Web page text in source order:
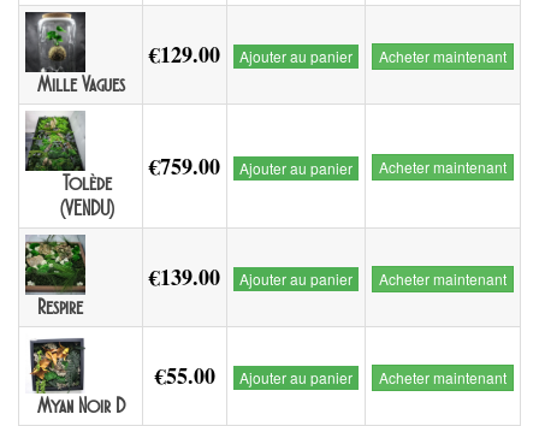
Mille Vagues
€129.00 Ajouter au panier Acheter maintenant
Tolède
(VENDU)
€759.00 Ajouter au panier Acheter maintenant
Respire
€139.00 Ajouter au panier Acheter maintenant
Myan Noir D
€55.00 Ajouter au panier Acheter maintenant